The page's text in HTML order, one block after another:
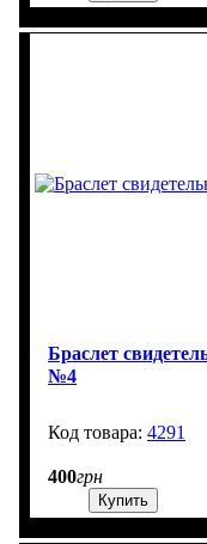
Браслет
№4
4291
400грн
Купить